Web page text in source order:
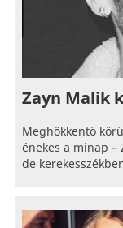
Zayn Malik
Meghökkentő
énekes a minap
de